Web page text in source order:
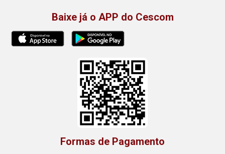
Baixe já o APP do Cescom
Formas de Pagamento